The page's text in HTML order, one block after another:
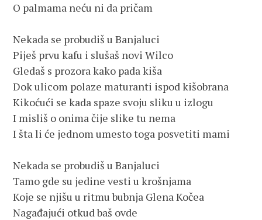
O palmama neću ni da pričam
Nekada se probudiš u Banjaluci
Piješ prvu kafu i slušaš novi Wilco
Gledaš s prozora kako pada kiša
Dok ulicom polaze maturanti ispod kišobrana
Kikoćući se kada spaze svoju sliku u izlogu
I misliš o onima čije slike tu nema
I šta li će jednom umesto toga posvetiti mami
Nekada se probudiš u Banjaluci
Tamo gde su jedine vesti u krošnjama
Koje se njišu u ritmu bubnja Glena Kočea
Nagađajući otkud baš ovde